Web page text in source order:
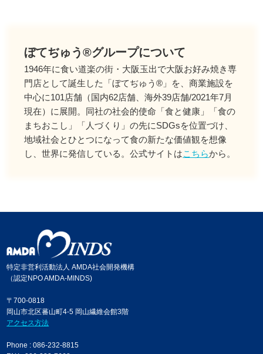
ぼてぢゅう®グループについて
1946年に食い道楽の街・大阪玉出で大阪お好み焼き専
門店として誕生した「ぼてぢゅう®」を、商業施設を
中心に101店舗（国内62店舗、海外39店舗/2021年7月
現在）に展開。同社の社会的使命「食と健康」「食の
まちおこし」「人づくり」の先にSDGsを位置づけ、
地域社会とひとつになって食の新たな価値観を想像
し、世界に発信している。公式サイトはこちらから。
特定非営利活動法人 AMDA社会開発機構
（認定NPO AMDA-MINDS)
〒700-0818
岡山市北区蕃山町4-5 岡山繊維会館3階
アクセス方法
Phone : 086-232-8815